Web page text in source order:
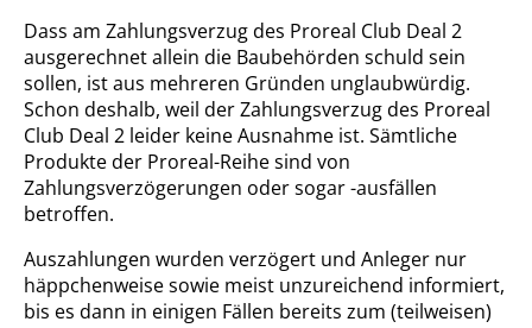
Dass am Zahlungsverzug des Proreal Club Deal 2
ausgerechnet allein die Baubehörden schuld sein
sollen, ist aus mehreren Gründen unglaubwürdig.
Schon deshalb, weil der Zahlungsverzug des Proreal
Club Deal 2 leider keine Ausnahme ist. Sämtliche
Produkte der Proreal-Reihe sind von
Zahlungsverzögerungen oder sogar -ausfällen
betroffen.
Auszahlungen wurden verzögert und Anleger nur
häppchenweise sowie meist unzureichend informiert,
bis es dann in einigen Fällen bereits zum (teilweisen)